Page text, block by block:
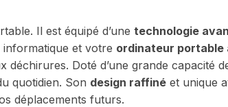
Il est équipé d’unetechnologie
et votre ordinateur portable
Doté d’une grande capacité
quotidien. Son design raffiné et unique
déplacements futurs.